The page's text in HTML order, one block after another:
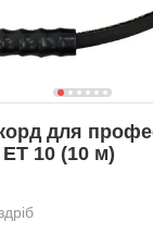
для
10 (10 м)